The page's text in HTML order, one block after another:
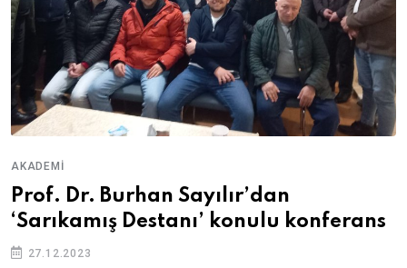
AKADEMI
Prof. Dr. Burhan Sayılır’dan
‘Sarıkamış Destanı’ konulu konferans
27.12.2023